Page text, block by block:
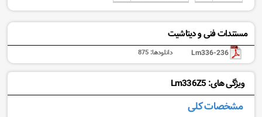
مستندات فنی و دیتاشیت
Lm336-236 دانلودها: 875
ویژگی های: Lm336Z5
مشخصات کلی